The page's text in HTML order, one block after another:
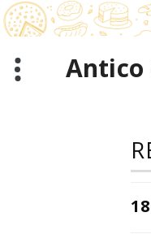
Skip
to
content
Antico